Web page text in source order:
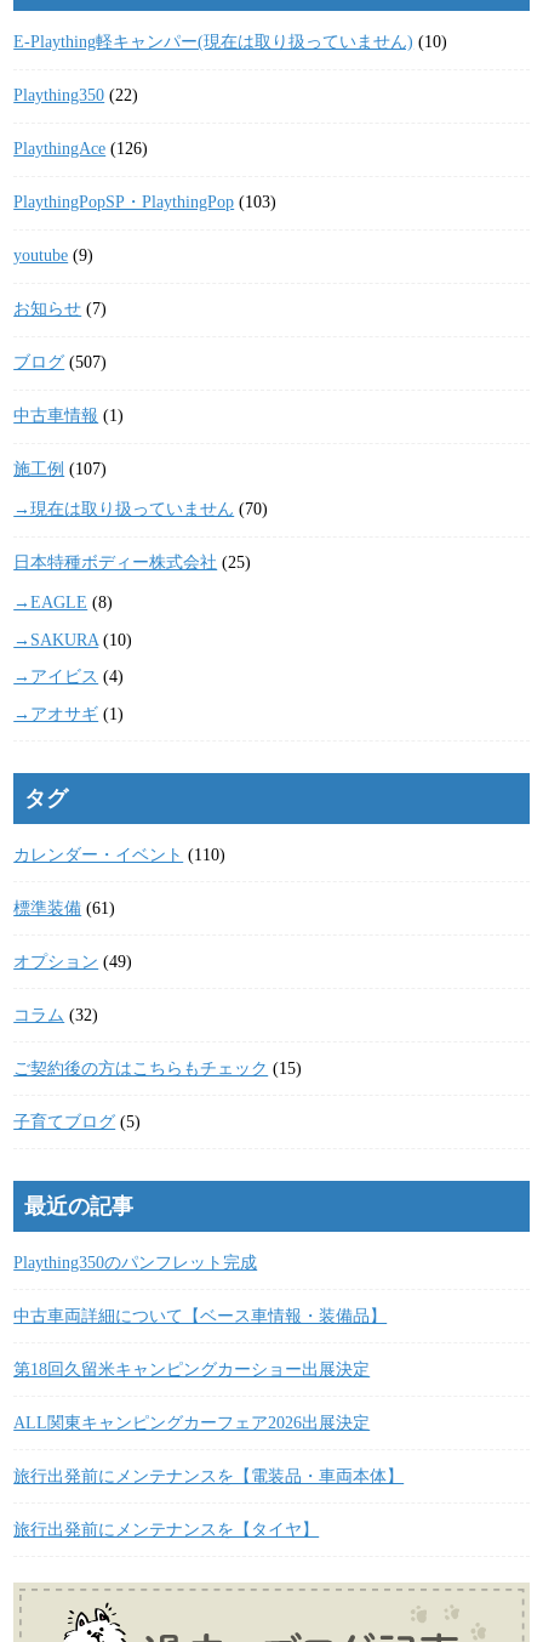
E-Plaything軽キャンパー(現在は取り扱っていません) (10)
Plaything350 (22)
PlaythingAce (126)
PlaythingPopSP・PlaythingPop (103)
youtube (9)
お知らせ (7)
ブログ (507)
中古車情報 (1)
施工例 (107)
→現在は取り扱っていません (70)
日本特種ボディー株式会社 (25)
→EAGLE (8)
→SAKURA (10)
→アイビス (4)
→アオサギ (1)
タグ
カレンダー・イベント (110)
標準装備 (61)
オプション (49)
コラム (32)
ご契約後の方はこちらもチェック (15)
子育てブログ (5)
最近の記事
Plaything350のパンフレット完成
中古車両詳細について【ベース車情報・装備品】
第18回久留米キャンピングカーショー出展決定
ALL関東キャンピングカーフェア2026出展決定
旅行出発前にメンテナンスを【電装品・車両本体】
旅行出発前にメンテナンスを【タイヤ】